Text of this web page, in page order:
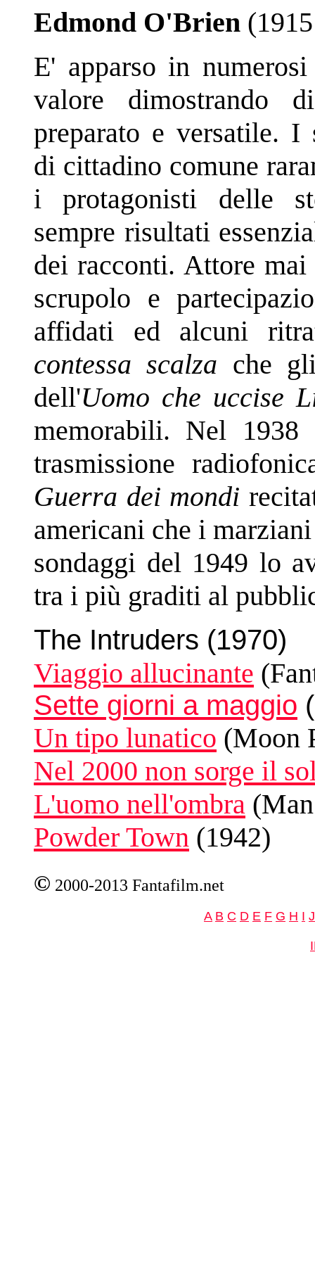
Edmond O'Brien
E' apparso in
valore dimostrando
preparato e versatile. I
di cittadino comune
i protagonisti delle
sempre risultati
dei racconti. Attore
scrupolo e
affidati ed alcuni
contessa scalza che
dell'Uomo che uccise
memorabili. Nel 1938
trasmissione
Guerra dei mondi
americani che i
sondaggi del 1949 lo
tra i più graditi al
The Intruders (1970)
Viaggio allucinante
Sette giorni a maggio
Un tipo lunatico (Moon
Nel 2000 non sorge il
L'uomo nell'ombra
Powder Town (1942)
© 2000-2013 Fantafilm.net
A B C D E F G H I J